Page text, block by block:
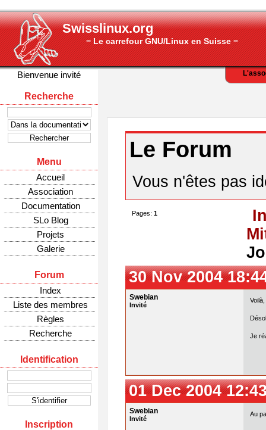
Swisslinux.org
− Le carrefour GNU/Linux en Suisse −
Bienvenue invité
Recherche
Menu
Accueil
Association
Documentation
SLo Blog
Projets
Galerie
Forum
Index
Liste des membres
Règles
Recherche
Identification
Inscription
Le Forum
Vous n'êtes pas
Pages: 1
30 Nov 2004
Swebian
Invité
Voilà,
Je
01 Dec 2004
Swebian
Invité
Au